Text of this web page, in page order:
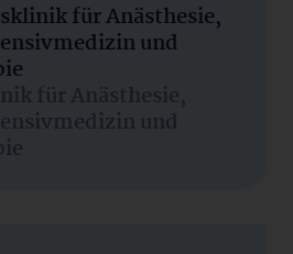
für Anästhesie,
und
für Anästhesie,
und